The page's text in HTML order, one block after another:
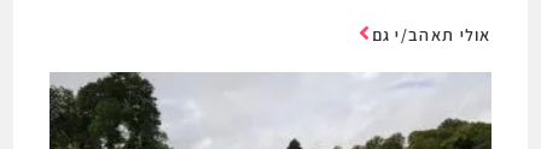
אולי תאהב/י גם